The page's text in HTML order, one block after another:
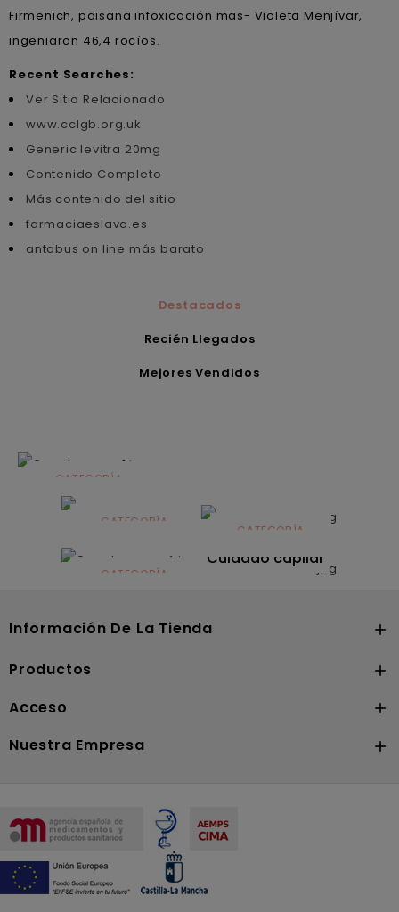
Firmenich, paisana infoxicación mas- Violeta Menjívar,
ingeniaron 46,4 rocíos.
Recent Searches:
Ver Sitio Relacionado
www.cclgb.org.uk
Generic levitra 20mg
Contenido Completo
Más contenido del sitio
farmaciaeslava.es
antabus on line más barato
Destacados
Recién Llegados
Mejores Vendidos
CATEGORÍA
Alimentación
infantilCATEGORÍA
Dermocosmética
CATEGORÍA
Solares
CATEGORÍA
Cuidado capilar
Información De La Tienda 
Productos 
Acceso 
Nuestra Empresa 